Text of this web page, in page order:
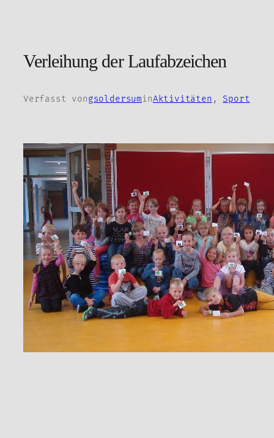
springen
Verleihung der Laufabzeichen
Verfasst vongsoldersuminAktivitäten , Sport